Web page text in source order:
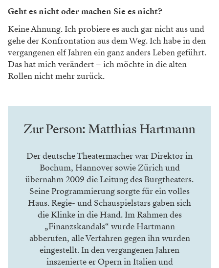
Geht es nicht oder machen Sie es nicht?
Keine Ahnung. Ich probiere es auch garnicht aus und
gehe der Konfrontation ausdem Weg. Ich habe in den
vergangenenelf Jahren ein ganz anders Leben geführt.
Das hat mich verändert – ich möchte in die alten
Rollen nicht mehr zurück.
Zur Person: Matthias Hartmann
Der deutsche Theatermacher war Direktor in
Bochum, Hannover sowie Zürich und
übernahm 2009 die Leitung des Burgtheaters.
Seine Programmierung sorgte für ein volles
Haus. Regie- und Schauspielstars gaben sich
die Klinke in die Hand. Im Rahmen des
„Finanzskandals“ wurde Hartmann
abberufen, alle Verfahren gegen ihn wurden
eingestellt. In den vergangenen Jahren
inszenierte er Opern in Italien und